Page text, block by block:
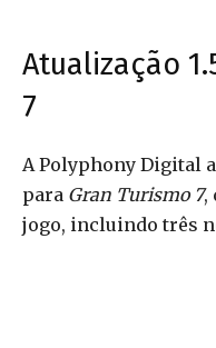
Atualização
7
A Polyphony Digital
para Gran Turismo 7,
jogo, incluindo três